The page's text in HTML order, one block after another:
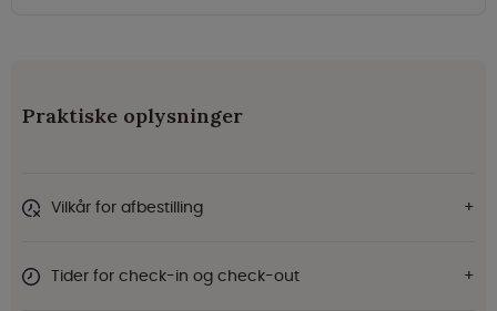
Praktiske oplysninger
Vilkår for afbestilling
Tider for check-in og check-out